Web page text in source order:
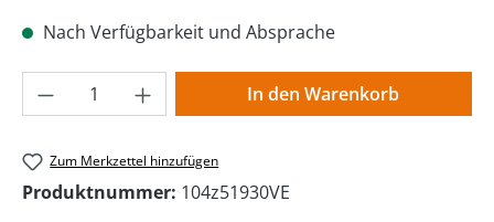
Nach Verfügbarkeit und Absprache
Produkt Anzahl: Gib den gewünschten
In den Warenkorb
Zum Merkzettel hinzufügen
Produktnummer: 104z51930VE